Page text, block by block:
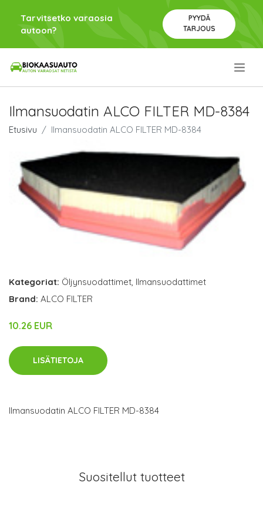
Tarvitsetko varaosia
autoon?
PYYDÄ
TARJOUS
Ilmansuodatin ALCO FILTER MD-8384
Etusivu Ilmansuodatin ALCO FILTER MD-8384
Kategoriat: Öljynsuodattimet Ilmansuodattimet
Brand: ALCO FILTER
10.26 EUR
LISÄTIETOJA
Ilmansuodatin ALCO FILTER MD-8384
Suositellut tuotteet